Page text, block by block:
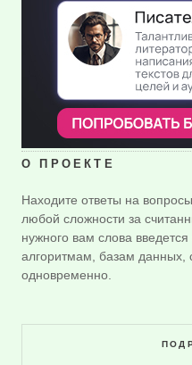
О ПРОЕКТЕ
Находите ответы на
любой сложности за
нужного вам слова
алгоритмам, базам данных,
одновременно.